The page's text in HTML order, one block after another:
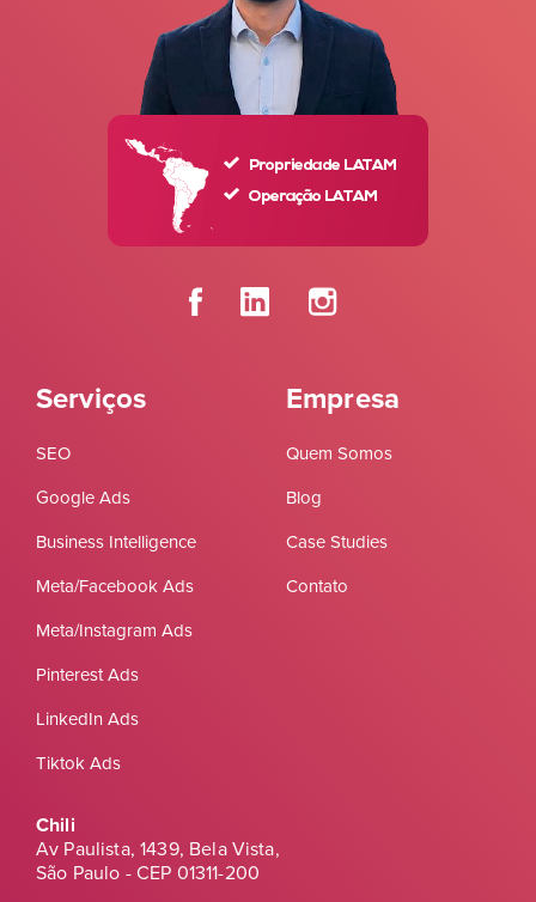
Serviços
SEO
Google Ads
Business Intelligence
Meta/Facebook Ads
Meta/Instagram Ads
Pinterest Ads
LinkedIn Ads
Tiktok Ads
Empresa
Quem Somos
Blog
Case Studies
Contato
Chili
Av Paulista, 1439, Bela Vista,
São Paulo - CEP 01311-200